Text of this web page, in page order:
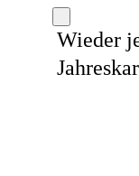
Wieder